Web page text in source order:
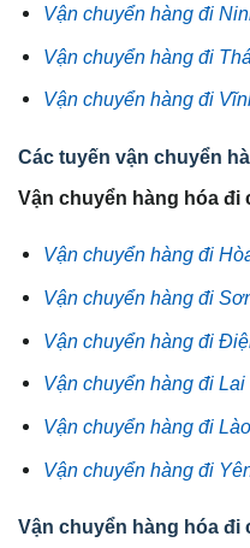
Vận chuyển hàng đi
Vận chuyển hàng đi
Vận chuyển hàng đi
Các tuyến vận chuyển
Vận chuyển hàng hóa đi
Vận chuyển hàng đi
Vận chuyển hàng đi
Vận chuyển hàng đi
Vận chuyển hàng đi Lai
Vận chuyển hàng đi
Vận chuyển hàng đi
Vận chuyển hàng hóa